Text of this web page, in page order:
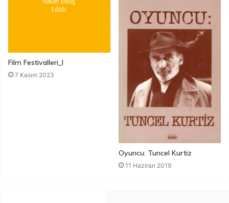
Film Festivalleri_I
7 Kasım 2023
Oyuncu: Tuncel Kurtiz
11 Haziran 2019